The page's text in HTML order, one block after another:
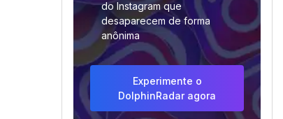
do Instagram que
desaparecem de forma
anônima
Experimente o
DolphinRadar agora